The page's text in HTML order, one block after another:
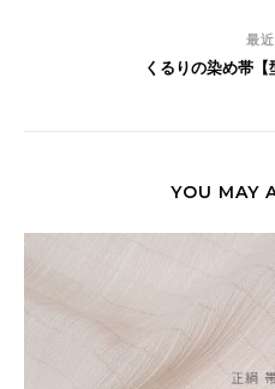
最
くるりの染め帯【
YOU MAY